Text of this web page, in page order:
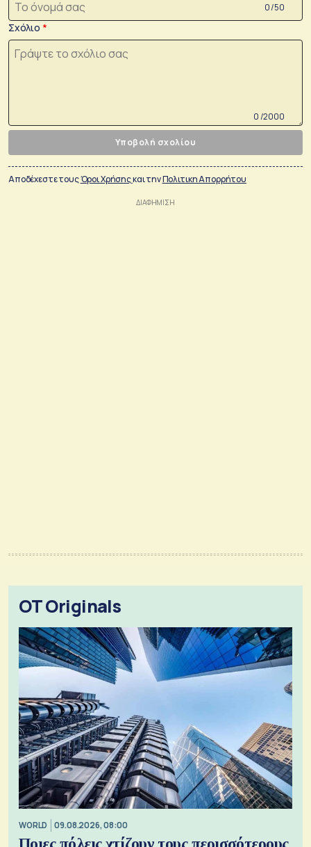
0 /50
Σχόλιο
0 /2000
Υποβολή σχολίου
Αποδέχεστε τουςΌροι Χρήσηςκαι τηνΠολιτικη Απορρήτου
OT Originals
WORLD 09.08.2026, 08:00